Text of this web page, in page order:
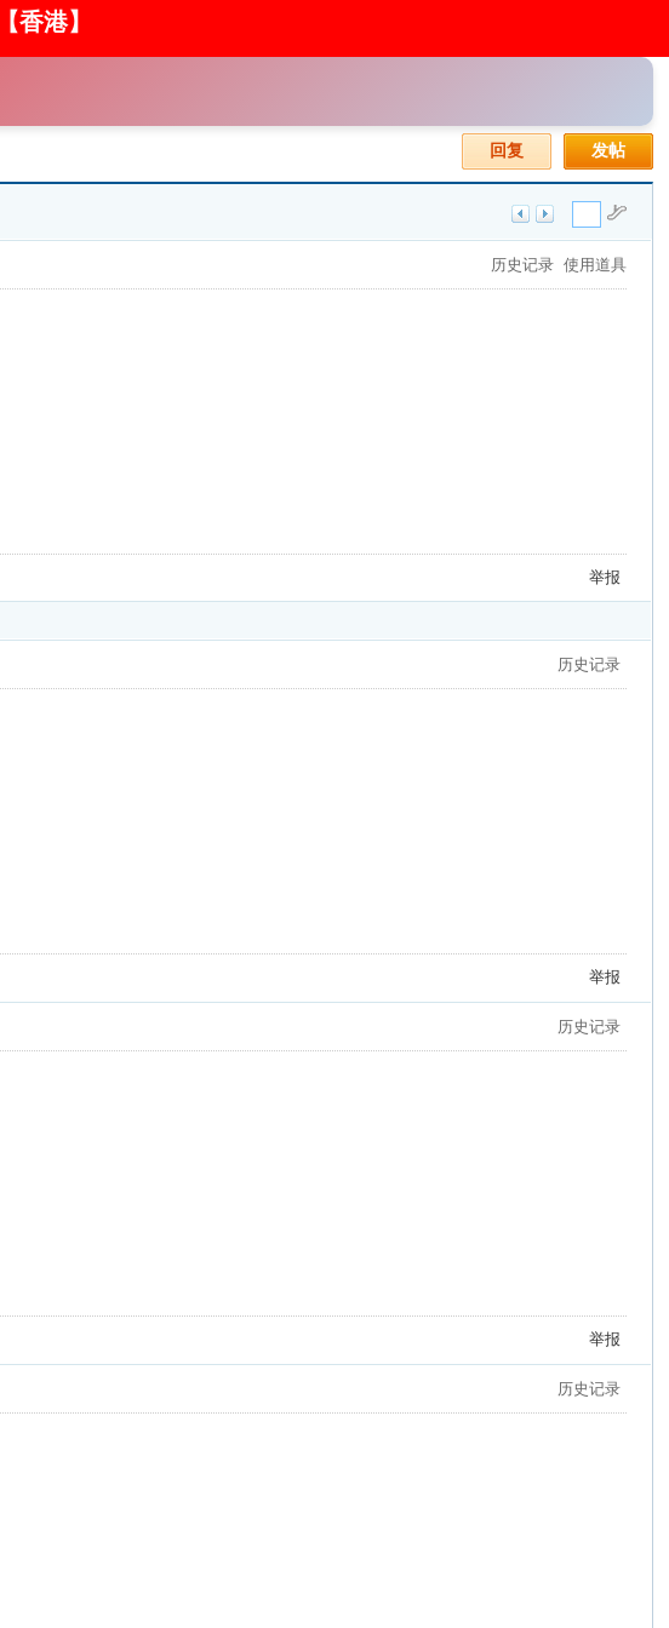
香港】
发帖
回复
历史记录 使用道具
举报
历史记录
举报
历史记录
举报
历史记录